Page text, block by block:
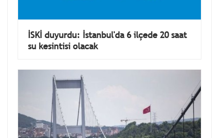
İSKİ duyurdu: İstanbul'da 6 ilçede 20 saat
su kesintisi olacak